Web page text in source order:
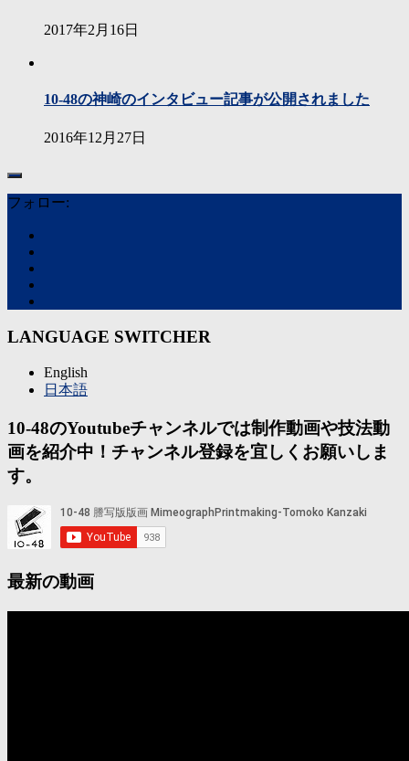
2017年2月16日
10-48の神崎のインタビュー記事が公開されました
2016年12月27日
フォロー:
LANGUAGE SWITCHER
English
日本語
10-48のYoutubeチャンネルでは制作動画や技法動
画を紹介中！チャンネル登録を宜しくお願いしま
す。
最新の動画